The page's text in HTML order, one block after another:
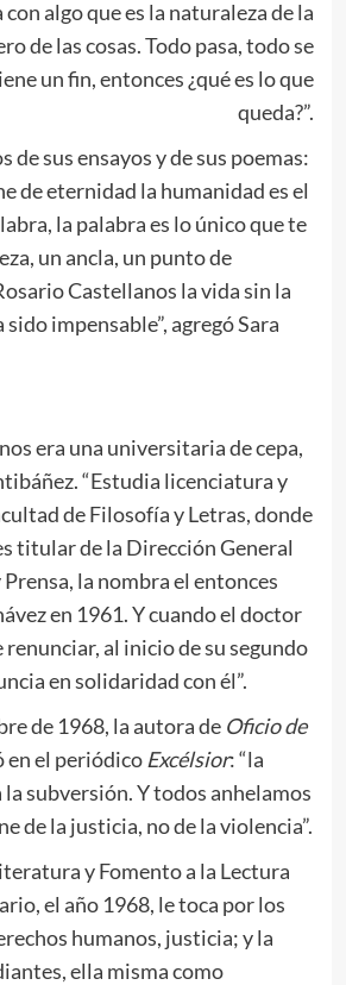
algo que es la naturaleza de la
de las cosas. Todo pasa, todo se
un fin, entonces ¿qué es lo que
queda?”.
de sus ensayos y de sus poemas:
de eternidad la humanidad es el
la palabra es lo único que te
un ancla, un punto de
Castellanos la vida sin la
impensable”, agregó Sara
era una universitaria de cepa,
“Estudia licenciatura y
de Filosofía y Letras, donde
titular de la Dirección General
la nombra el entonces
en 1961. Y cuando el doctor
renunciar, al inicio de su segundo
en solidaridad con él”.
de 1968, la autora de Oficio de
el periódico Excélsior: “la
subversión. Y todos anhelamos
de la justicia, no de la violencia”.
y Fomento a la Lectura
el año 1968, le toca por los
humanos, justicia; y la
ella misma como